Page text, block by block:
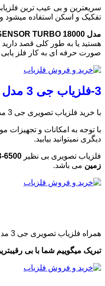
سریعترین و بی عیب ترین
تفکیک و اسکن استفاده میشود
مدل FULL SENSOR TURBO 18000 (فول سنسور)
هستید یا به طور کلی قصد دارید
صورت حرفه ای به کار فلز یابی
3-فلزیاب جی 3 مدل SUPER SENSOR G3-6500 (سوپر سنسور)
با خرید فلزیاب تصویری جی 3 مدل
با توجه به امکانات و تجهیزات
دیگری نمیتوانید بیابید.
فلزیاب تصویری بی نظیر 6500
زمین می باشد.
همراه فلزیاب تصویری جی 3 مدل
تبریک میگوییم شما با بی